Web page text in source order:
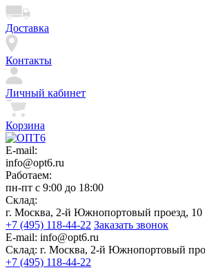
Доставка
Контакты
Личный кабинет
Корзина
E-mail:
info@opt6.ru
Работаем:
пн-пт с 9:00 до 18:00
Склад:
г. Москва, 2-й Южнопортовый проезд, 10
+7 (495) 118-44-22 Заказать звонок
E-mail: info@opt6.ru
Склад: г. Москва, 2-й Южнопортовый
+7 (495) 118-44-22